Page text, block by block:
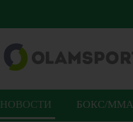
НОВОСТИ БОКС/ММА